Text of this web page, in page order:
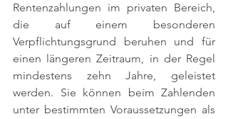
Rentenzahlungen im privaten Bereich,
die auf einem besonderen
Verpflichtungsgrund beruhen und für
einen längeren Zeitraum, in der Regel
mindestens zehn Jahre, geleistet
werden. Sie können beim Zahlenden
unter bestimmten Voraussetzungen als